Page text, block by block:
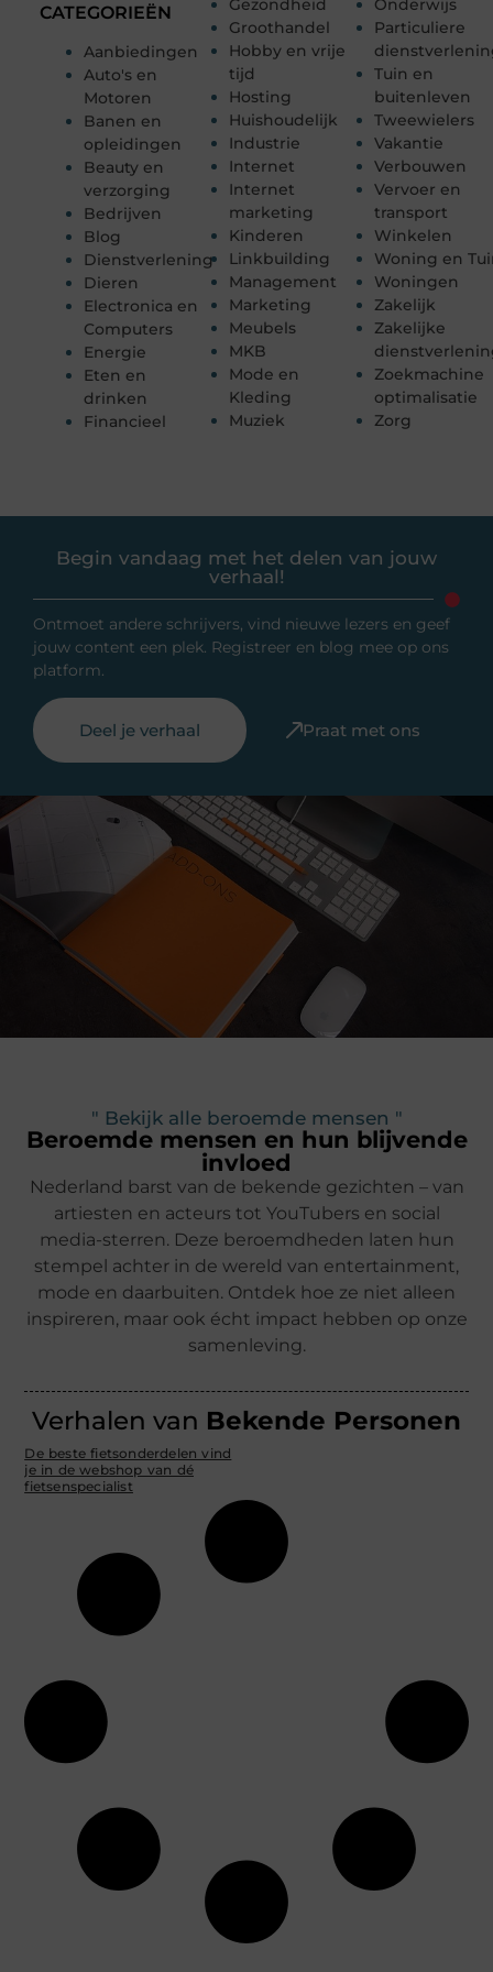
CATEGORIEËN
Aanbiedingen
Auto's en
Motoren
Banen en
opleidingen
Beauty en
verzorging
Bedrijven
Blog
Dienstverlening
Dieren
Electronica en
Computers
Energie
Eten en
drinken
Financieel
Gezondheid
Groothandel
Hobby en vrije
tijd
Hosting
Huishoudelijk
Industrie
Internet
Internet
marketing
Kinderen
Linkbuilding
Management
Marketing
Meubels
MKB
Mode en
Kleding
Muziek
Onderwijs
Particuliere
Tuin en
buitenleven
Tweewielers
Vakantie
Verbouwen
Vervoer en
transport
Winkelen
Woning en
Woningen
Zakelijk
Zakelijke
Zoekmachine
optimalisatie
Zorg
Begin vandaag met het delen van jouw
verhaal!
Ontmoet andere schrijvers, vind nieuwe lezers en geef
jouw content een plek. Registreer en blog mee op ons
platform.
Deel je verhaal Praat met ons
" Bekijk alle beroemde mensen "
Beroemde mensen en hun blijvende
invloed
Nederland barst van de bekende gezichten – van
artiesten en acteurs tot YouTubers en social
media-sterren. Deze beroemdheden laten hun
stempel achter in de wereld van entertainment,
mode en daarbuiten. Ontdek hoe ze niet alleen
inspireren, maar ook écht impact hebben op onze
samenleving.
Verhalen van Bekende Personen
De beste fietsonderdelen vind
je in de webshop van dé
fietsenspecialist